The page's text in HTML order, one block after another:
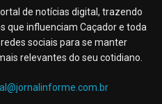
de notícias digital, trazendo
que influenciam Caçador e toda
sociais para se manter
relevantes do seu cotidiano.